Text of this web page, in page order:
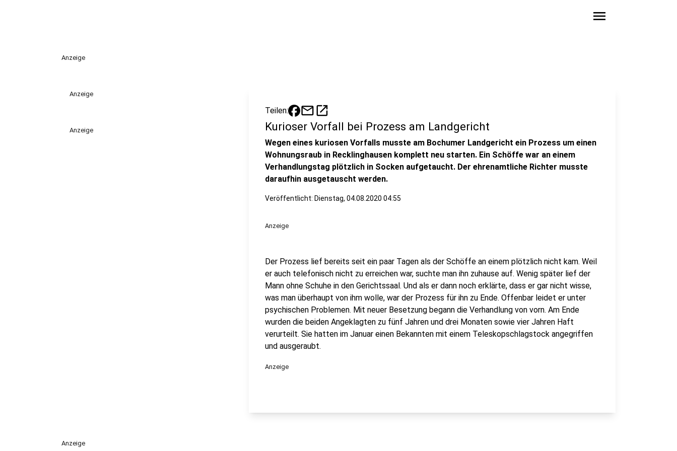
menu
Anzeige
Anzeige
Anzeige
Teilen: mailopen_in_new
Kurioser Vorfall bei Prozess am Landgericht
Wegen eines kuriosen Vorfalls musste am Bochumer Landgericht ein Prozess um einen
Wohnungsraub in Recklinghausen komplett neu starten. Ein Schöffe war an einem
Verhandlungstag plötzlich in Socken aufgetaucht. Der ehrenamtliche Richter musste
daraufhin ausgetauscht werden.
Veröffentlicht: Dienstag, 04.08.2020 04:55
Anzeige
Der Prozess lief bereits seit ein paar Tagen als der Schöffe an einem plötzlich nicht kam. Weil
er auch telefonisch nicht zu erreichen war, suchte man ihn zuhause auf. Wenig später lief der
Mann ohne Schuhe in den Gerichtssaal. Und als er dann noch erklärte, dass er gar nicht wisse,
was man überhaupt von ihm wolle, war der Prozess für ihn zu Ende. Offenbar leidet er unter
psychischen Problemen. Mit neuer Besetzung begann die Verhandlung von vorn. Am Ende
wurden die beiden Angeklagten zu fünf Jahren und drei Monaten sowie vier Jahren Haft
verurteilt. Sie hatten im Januar einen Bekannten mit einem Teleskopschlagstock angegriffen
und ausgeraubt.
Anzeige
Anzeige